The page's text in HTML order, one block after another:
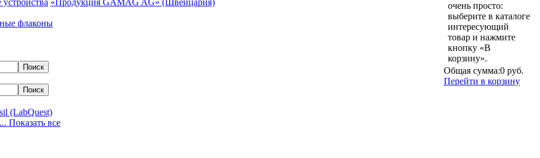
«Продукция GAMAG AG» (Швейцария)
флаконы
очень просто:
выберите в каталоге
интересующий
товар и нажмите
кнопку «В
корзину».
Общая сумма:0 руб.
Перейти в корзину
(LabQuest)
... Показать все